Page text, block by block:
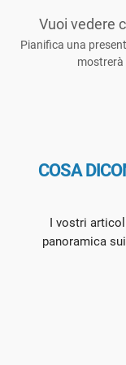
Vuoi vedere
Pianifica una
mostrerà
COSA
I vostri
panoramica